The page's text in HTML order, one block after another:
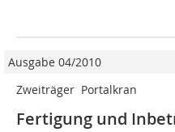
Ausgabe 04/2010
Zweiträger  Portalkran
Fertigung und